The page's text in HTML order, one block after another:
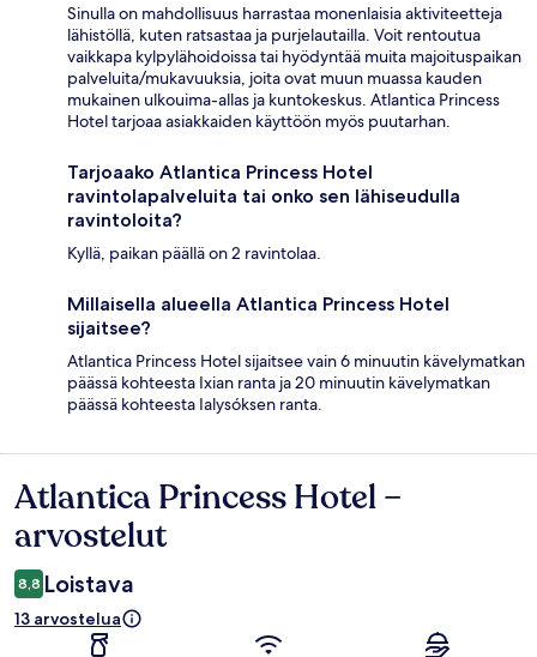
Sinulla on mahdollisuus harrastaa monenlaisia aktiviteetteja
lähistöllä, kuten ratsastaa ja purjelautailla. Voit rentoutua
vaikkapa kylpylähoidoissa tai hyödyntää muita majoituspaikan
palveluita/mukavuuksia, joita ovat muun muassa kauden
mukainen ulkouima-allas ja kuntokeskus. Atlantica Princess
Hotel tarjoaa asiakkaiden käyttöön myös puutarhan.
Tarjoaako Atlantica Princess Hotel
ravintolapalveluita tai onko sen lähiseudulla
ravintoloita?
Kyllä, paikan päällä on 2 ravintolaa.
Millaisella alueella Atlantica Princess Hotel
sijaitsee?
Atlantica Princess Hotel sijaitsee vain 6 minuutin kävelymatkan
päässä kohteesta Ixian ranta ja 20 minuutin kävelymatkan
päässä kohteesta Ialysóksen ranta.
Arvostelut
Atlantica Princess Hotel –
arvostelut
8,8 Loistava
13 arvostelua